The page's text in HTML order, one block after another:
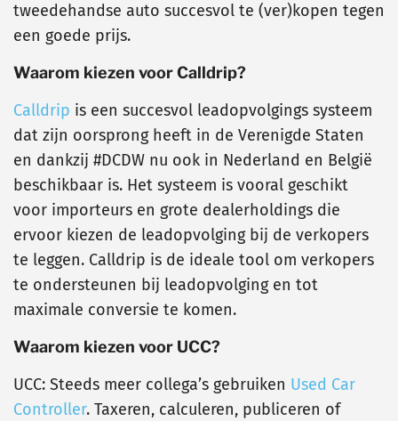
tweedehandse auto succesvol te (ver)kopen tegen
een goede prijs.
Waarom kiezen voor Calldrip?
Calldrip is een succesvol leadopvolgings systeem
dat zijn oorsprong heeft in de Verenigde Staten
en dankzij #DCDW nu ook in Nederland en België
beschikbaar is. Het systeem is vooral geschikt
voor importeurs en grote dealerholdings die
ervoor kiezen de leadopvolging bij de verkopers
te leggen. Calldrip is de ideale tool om verkopers
te ondersteunen bij leadopvolging en tot
maximale conversie te komen.
Waarom kiezen voor UCC?
UCC: Steeds meer collega’s gebruiken Used Car
Controller. Taxeren, calculeren, publiceren of